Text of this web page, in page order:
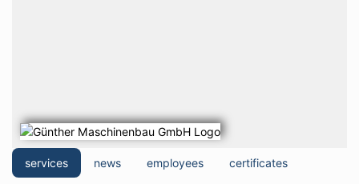
services news employees certificates